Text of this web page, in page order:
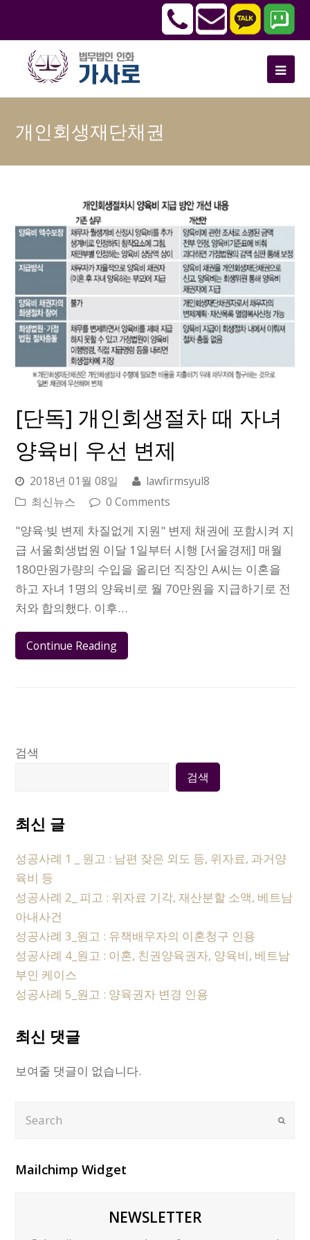
개인회생재단채권
[단독] 개인회생절차 때 자녀
양육비 우선 변제
2018년 01월 08일
lawfirmsyul8
최신뉴스
0 Comments
"양육·빚 변제 차질없게 지원" 변제 채권에 포함시켜 지
급 서울회생법원 이달 1일부터 시행 [서울경제] 매월
180만원가량의 수입을 올리던 직장인 A씨는 이혼을
하고 자녀 1명의 양육비로 월 70만원을 지급하기로 전
처와 합의했다. 이후…
Continue Reading
검색
검색
최신 글
성공사례 1 _ 원고 : 남편 잦은 외도 등, 위자료, 과거양
육비 등
성공사례 2_ 피고 : 위자료 기각, 재산분할 소액, 베트남
아내사건
성공사례 3_원고 : 유책배우자의 이혼청구 인용
성공사례 4_원고 : 이혼, 친권양육권자, 양육비, 베트남
부인 케이스
성공사례 5_원고 : 양육권자 변경 인용
최신 댓글
보여줄 댓글이 없습니다.
Submit
Mailchimp Widget
NEWSLETTER